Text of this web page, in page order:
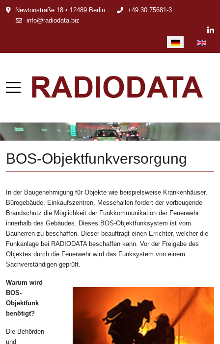
Newtonstraße 18 • 12489 Berlin
+49 30 75681-3
info@radiodata.biz
Sprache auswählen
BOS-Objektfunkversorgung
In der Baugenehmigung für Objekte wie beispielsweise Krankenhäuser,
Bürogebäude, Einkaufszentren, Messehallen fordert der vorbeugende
Brandschutz die Möglichkeit der Funkkommunikation der Feuerwehr
innerhalb des Gebäudes. Dieses BOS-Objektfunksystem ist vom
Bauherren zu beschaffen. Dieser beauftragt einen Errichter, welcher die
Funkanlage bei RADIODATA beschaffen kann. Vor der Freigabe des
Objektes durch die Feuerwehr wird das Funksystem von einem
Sachverständigen geprüft.
Warum wird
BOS-
Objektfunk
benötigt?
Die Behörden
und